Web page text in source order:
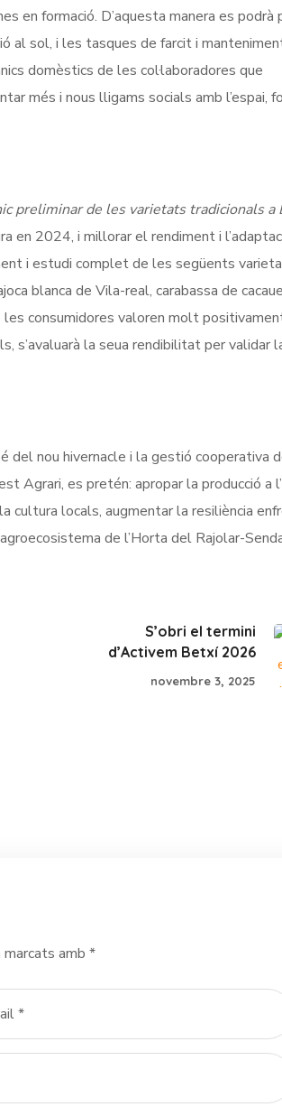
en formació. D’aquesta manera es podrà
al sol, i les tasques de farcit i
domèstics de les col·laboradores que
més i nous lligams socials amb l’espai,
preliminar de les varietats tradicionals a
en 2024, i millorar el rendiment i
i estudi complet de les següents
blanca de Vila-real, carabassa de
consumidores valoren molt
s’avaluarà la seua rendibilitat per validar
del nou hivernacle i la gestió cooperativa
Agrari, es pretén: apropar la producció a
locals, augmentar la resiliència
de l’Horta del Rajolar-
S’obri el termini
d’Activem Betxí 2026
novembre 3, 2025
amb *